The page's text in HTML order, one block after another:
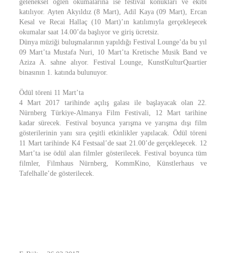
geleneksel öğlen okumalarına ise festival konukları ve ekibi
katılıyor. Ayten Akyıldız (8 Mart), Adil Kaya (09 Mart), Ercan
Kesal ve Recai Hallaç (10 Mart)’ın katılımıyla gerçekleşecek
okumalar saat 14.00’da başlıyor ve giriş ücretsiz.
Dünya müziği buluşmalarının yapıldığı Festival Lounge’da bu yıl
09 Mart’ta Mustafa Nuri, 10 Mart’ta Kretische Musik Band ve
Aziza A. sahne alıyor. Festival Lounge, KunstKulturQuartier
binasının 1. katında bulunuyor.
Ödül töreni 11 Mart’ta
4 Mart 2017 tarihinde açılış galası ile başlayacak olan 22.
Nürnberg Türkiye-Almanya Film Festivali, 12 Mart tarihine
kadar sürecek. Festival boyunca yarışma ve yarışma dışı film
gösterilerinin yanı sıra çeşitli etkinlikler yapılacak. Ödül töreni
11 Mart tarihinde K4 Festsaal’de saat 21.00’de gerçekleşecek. 12
Mart’ta ise ödül alan filmler gösterilecek. Festival boyunca tüm
filmler, Filmhaus Nürnberg, KommKino, Künstlerhaus ve
Tafelhalle’de gösterilecek.